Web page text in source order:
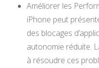
Améliorer les
iPhone peut
des blocages
autonomie réduite.
à résoudre ces